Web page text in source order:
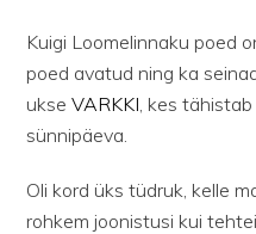
Kuigi Loomelinnaku poed
poed avatud ning ka
ukse VARKKI, kes
sünnipäeva.
Oli kord üks tüdruk, kelle
rohkem joonistusi kui